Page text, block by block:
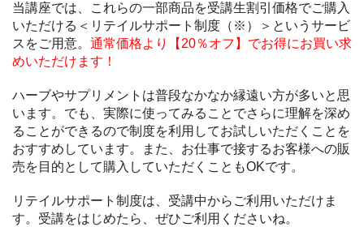
当講座では、これらの一部商品を受講生割引価格でご購入
いただける＜リテイルサポート制度（※）＞というサービ
スをご用意。 通常価格より【20％オフ】でお得にお買い求
めいただけます！
ハーブやサプリメントは普段なかなか縁遠い方が多いと思
います。でも、実際に使ってみることでさらに理解を深め
ることができるので制度を利用してお試しいただくことを
おすすめしています。また、お仕事で接するお客様への販
売を目的として購入していただくこともOKです。
リテイルサポート制度は、受講中からご利用いただけま
す。受講をはじめたら、ぜひご利用くださいね。